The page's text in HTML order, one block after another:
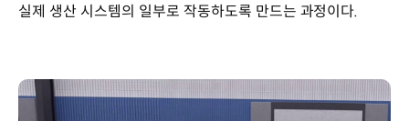
실제 생산 시스템의 일부로 작동하도록 만드는 과정이다.